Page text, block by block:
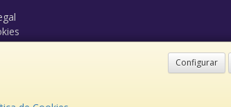
Configurar